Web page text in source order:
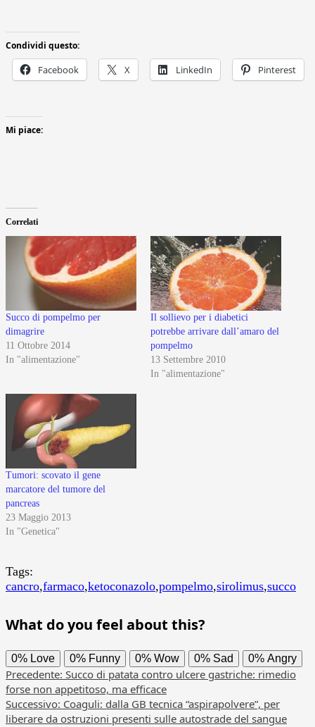
Condividi questo:
Facebook X LinkedIn Pinterest
Mi piace:
Correlati
Succo di pompelmo per
dimagrire
11 Ottobre 2014
In "alimentazione"
Il sollievo per i diabetici
potrebbe arrivare dall’amaro del
pompelmo
13 Settembre 2010
In "alimentazione"
Tumori: scovato il gene
marcatore del tumore del
pancreas
23 Maggio 2013
In "Genetica"
Tags:
cancro,farmaco,ketoconazolo,pompelmo,sirolimus,succo
What do you feel about this?
0% Love 0% Funny 0% Wow 0% Sad 0% Angry
Navigazione
articolo
Precedente: Succo di patata contro ulcere gastriche: rimedio
forse non appetitoso, ma efficace
Successivo: Coaguli: dalla GB tecnica “aspirapolvere”, per
liberare da ostruzioni presenti sulle autostrade del sangue